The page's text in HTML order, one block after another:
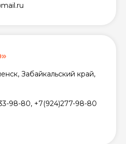
Забайкальский край,
98-80, +7(924)277-98-80